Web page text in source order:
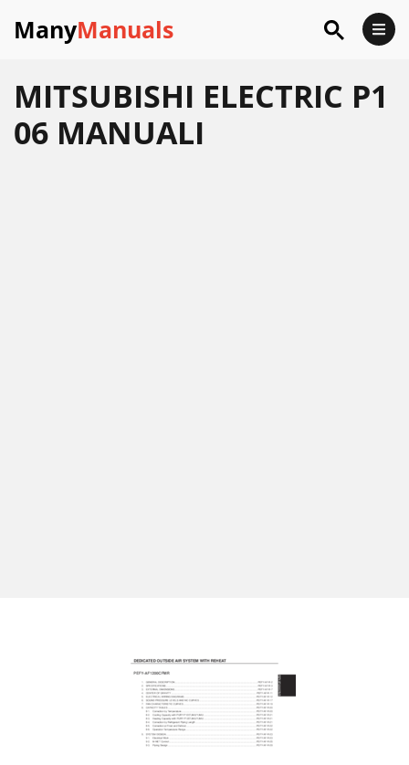
ManyManuals
MITSUBISHI ELECTRIC P1
06 MANUALI